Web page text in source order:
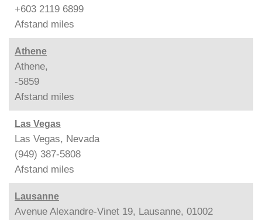
+603 2119 6899
Afstand miles
Athene
Athene,
-5859
Afstand miles
Las Vegas
Las Vegas, Nevada
(949) 387-5808
Afstand miles
Lausanne
Avenue Alexandre-Vinet 19, Lausanne, 01002